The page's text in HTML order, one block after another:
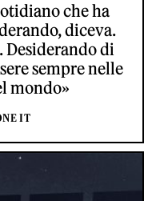
che ha
diceva.
Desiderando di
sempre nelle
mondo»
IT